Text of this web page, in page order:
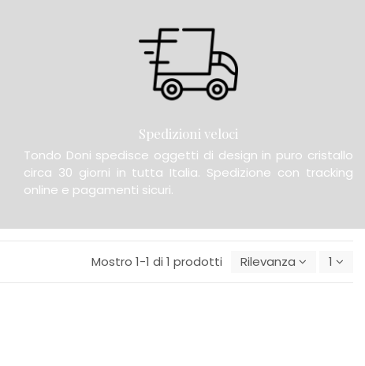
Spedizioni veloci
Tondo Doni spedisce oggetti di design in puro cristallo
circa 30 giorni in tutta Italia. Spedizione con tracking
online e pagamenti sicuri.
Mostro 1-1 di 1 prodotti Rilevanza 1